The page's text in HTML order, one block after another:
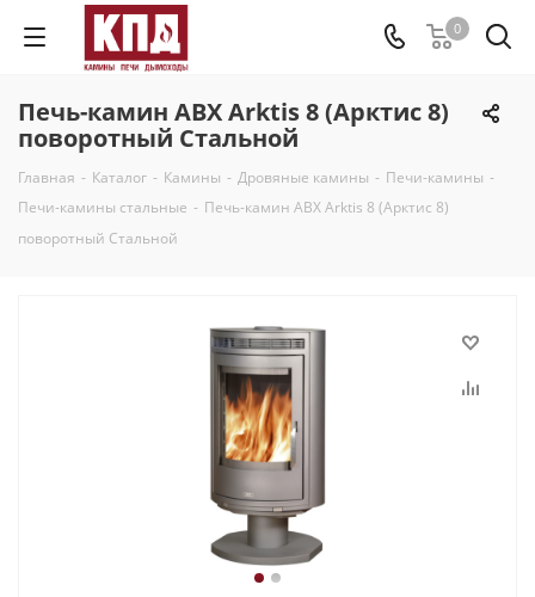
0
Печь-камин ABX Arktis 8 (Арктис 8)
поворотный Стальной
Главная - Каталог - Камины - Дровяные камины - Печи-камины -
Печи-камины стальные - Печь-камин ABX Arktis 8 (Арктис 8)
поворотный Стальной